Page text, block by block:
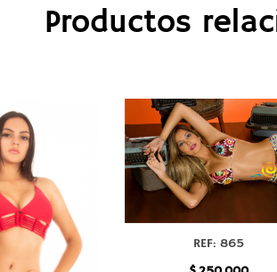
Productos
REF: 865